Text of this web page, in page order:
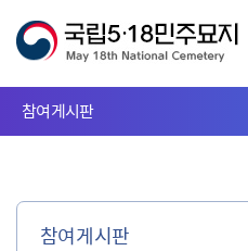
참여게시판
참여게시판